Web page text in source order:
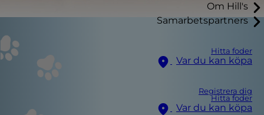
Om Hill's
Samarbetspartners
Hitta foder
Var du kan köpa
Registrera dig
Hitta foder
Var du kan köpa